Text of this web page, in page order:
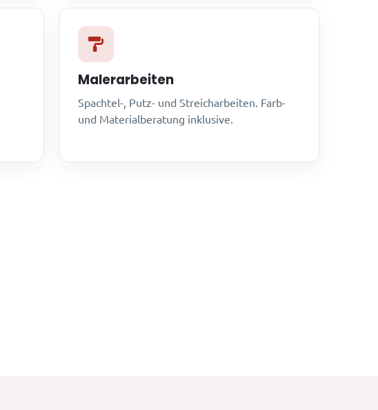
Malerarbeiten
Spachtel-, Putz- und Streicharbeiten. Farb-
und Materialberatung inklusive.